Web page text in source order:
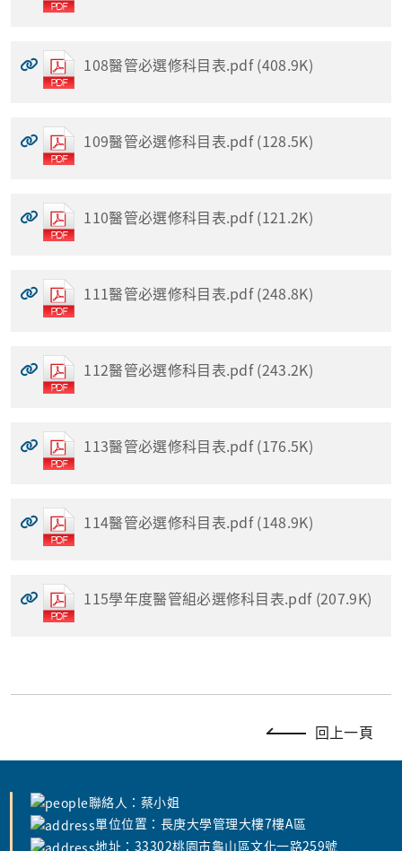
108醫管必選修科目表.pdf (408.9K)
109醫管必選修科目表.pdf (128.5K)
110醫管必選修科目表.pdf (121.2K)
111醫管必選修科目表.pdf (248.8K)
112醫管必選修科目表.pdf (243.2K)
113醫管必選修科目表.pdf (176.5K)
114醫管必選修科目表.pdf (148.9K)
115學年度醫管組必選修科目表.pdf (207.9K)
回上一頁
聯絡人：蔡小姐
單位位置：長庚大學管理大樓7樓A區
地址：33302桃園市龜山區文化一路259號